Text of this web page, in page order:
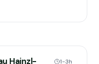
Hainzl- 1-3h